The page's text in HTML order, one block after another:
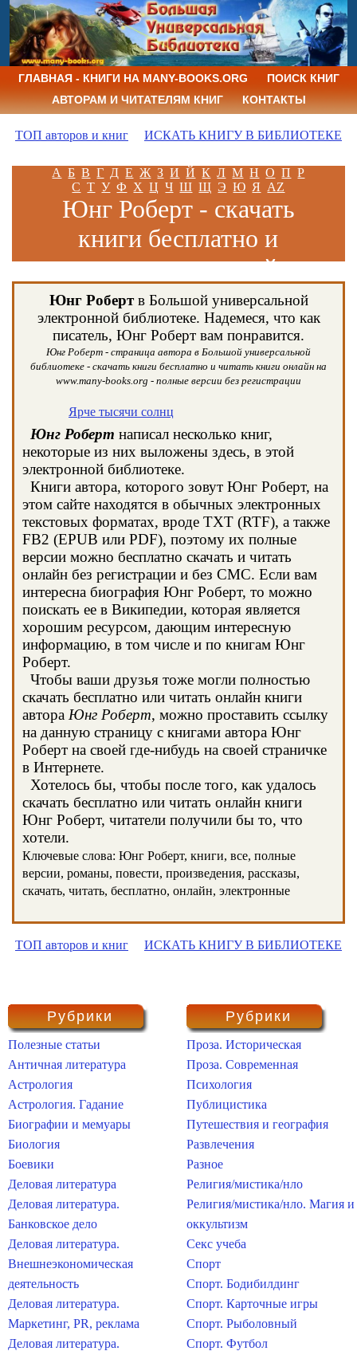
ГЛАВНАЯ - КНИГИ НА MANY-BOOKS.ORG
ПОИСК КНИГ
АВТОРАМ И ЧИТАТЕЛЯМ КНИГ
КОНТАКТЫ
ТОП авторов и книг ИСКАТЬ КНИГУ В БИБЛИОТЕКЕ
А Б В Г Д Е Ж З И Й К Л М Н О П Р
С Т У Ф Х Ц Ч Ш Щ Э Ю Я AZ
Юнг Роберт - скачать
книги бесплатно и
читать книги онлайн
Юнг Робертв Большой универсальной
электронной библиотеке. Надемеся, что как
писатель, Юнг Роберт вам понравится.
Юнг Роберт - страница автора в Большой универсальной
библиотеке - скачать книги бесплатно и читать книги онлайн на
www.many-books.org - полные версии без регистрации
Ярче тысячи солнц
Юнг Роберт написал несколько книг,
некоторые из них выложены здесь, в этой
электронной библиотеке.
Книги автора, которого зовут Юнг Роберт, на
этом сайте находятся в обычных электронных
текстовых форматах, вроде TXT (RTF), а также
FB2 (EPUB или PDF), поэтому их полные
версии можно бесплатно скачать и читать
онлайн без регистрации и без СМС. Если вам
интересна биография Юнг Роберт, то можно
поискать ее в Википедии, которая является
хорошим ресурсом, дающим интересную
информацию, в том числе и по книгам Юнг
Роберт.
Чтобы ваши друзья тоже могли полностью
скачать бесплатно или читать онлайн книги
автора Юнг Роберт, можно проставить ссылку
на данную страницу с книгами автора Юнг
Роберт на своей где-нибудь на своей страничке
в Интернете.
Хотелось бы, чтобы после того, как удалось
скачать бесплатно или читать онлайн книги
Юнг Роберт, читатели получили бы то, что
хотели.
Ключевые слова: Юнг Роберт, книги, все, полные
версии, романы, повести, произведения, рассказы,
скачать, читать, бесплатно, онлайн, электронные
ТОП авторов и книг ИСКАТЬ КНИГУ В БИБЛИОТЕКЕ
Рубрики
Полезные статьи
Античная литература
Астрология
Астрология. Гадание
Биографии и мемуары
Биология
Боевики
Деловая литература
Деловая литература.
Банковское дело
Деловая литература.
Внешнеэкономическая
деятельность
Деловая литература.
Маркетинг, PR, реклама
Деловая литература.
Рубрики
Проза. Историческая
Проза. Современная
Психология
Публицистика
Путешествия и география
Развлечения
Разное
Религия/мистика/нло
Религия/мистика/нло. Магия и
оккультизм
Секс учеба
Спорт
Спорт. Бодибилдинг
Спорт. Карточные игры
Спорт. Рыболовный
Спорт. Футбол